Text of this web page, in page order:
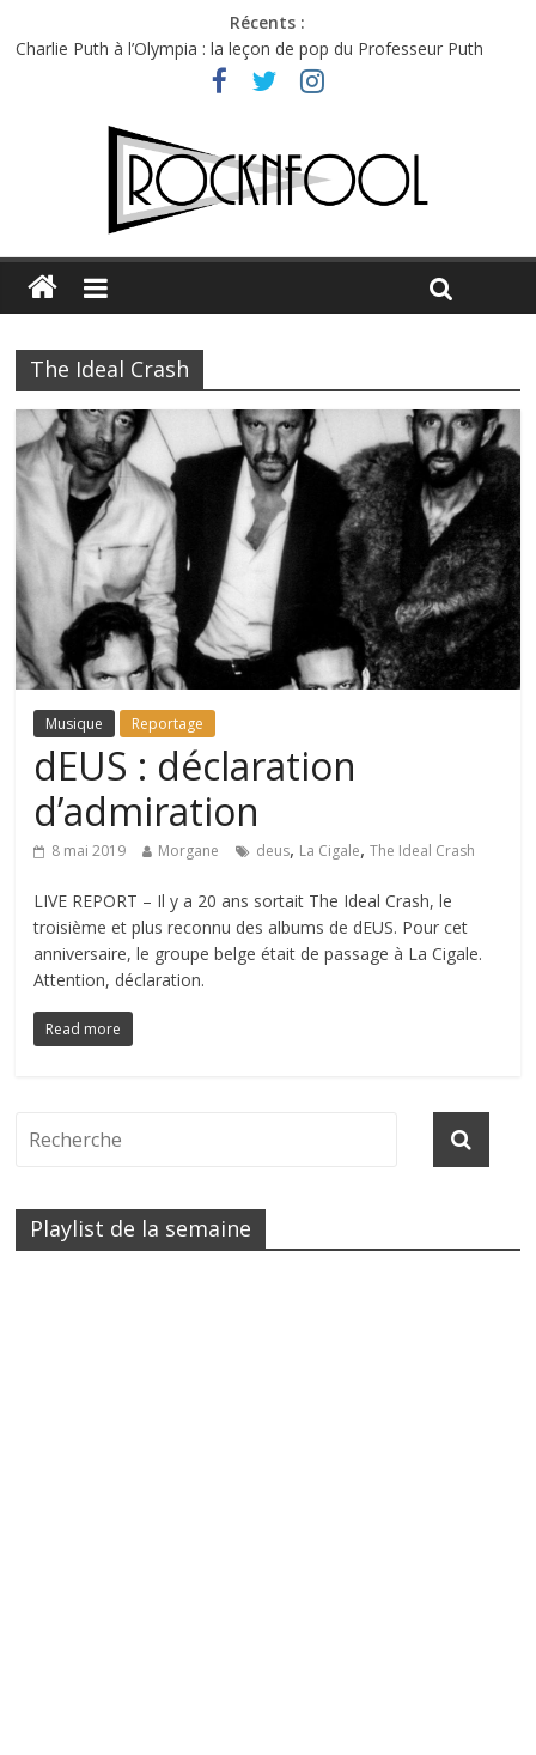
Récents :
Charlie Puth à l’Olympia : la leçon de pop du Professeur Puth
Festival Triptyque : un nouveau festival de musique indépendant
Hellfest 2026 vendredi : température et émotions en hausse
Hellfest 2026 jeudi : impossible de choisir entre chaleur et bonne
Première édition du Midgard Festival : entre bière, métal et
The Ideal Crash
Musique Reportage
dEUS : déclaration
d’admiration
8 mai 2019 Morgane deus, La Cigale,The Ideal Crash
LIVE REPORT – Il y a 20 ans sortait The Ideal Crash, le
troisième et plus reconnu des albums de dEUS. Pour cet
anniversaire, le groupe belge était de passage à La Cigale.
Attention, déclaration.
Read more
Playlist de la semaine